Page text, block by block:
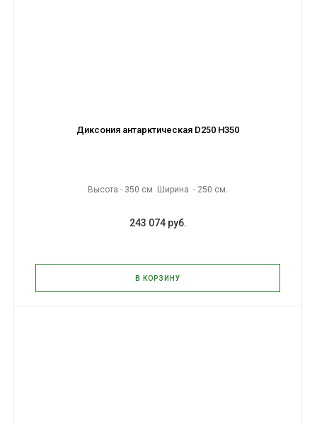
Диксония антарктическая D250 H350
Высота - 350 см. Ширина - 250 см.
243 074 руб.
В КОРЗИНУ